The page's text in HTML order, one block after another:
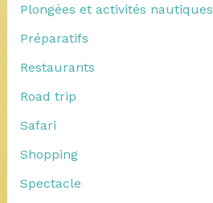
Plongées et activités nautiques
Préparatifs
Restaurants
Road trip
Safari
Shopping
Spectacle